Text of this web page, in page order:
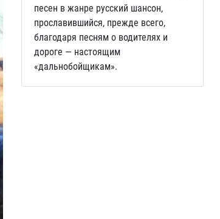
песен в жанре русский шансон,
прославившийся, прежде всего,
благодаря песням о водителях и
дороге — настоящим
«дальнобойщикам».